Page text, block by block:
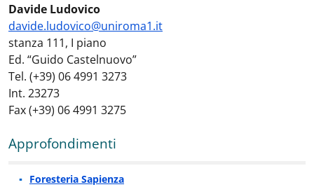
Contatti:
Davide Ludovico
davide.ludovico@uniroma1.it
stanza 111, I piano
Ed. “Guido Castelnuovo”
Tel. (+39) 06 4991 3273
Int. 23273
Fax (+39) 06 4991 3275
Approfondimenti
Approfondimenti:
Foresteria Sapienza